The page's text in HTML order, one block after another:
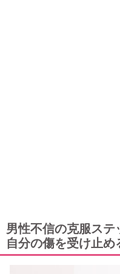
男性不信の克服ステ
自分の傷を受け止め